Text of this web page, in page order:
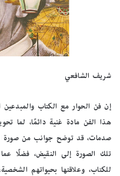
شريف الشافعي
إن فن الحوار مع الكتاب والمبدعين
هذا الفن مادة غنية دائمًا، لما
صدمات، قد توضح جوانب من صورة
تلك الصورة إلى النقيض، فضلًا
للكتاب، وعلاقتها بحيواتهم